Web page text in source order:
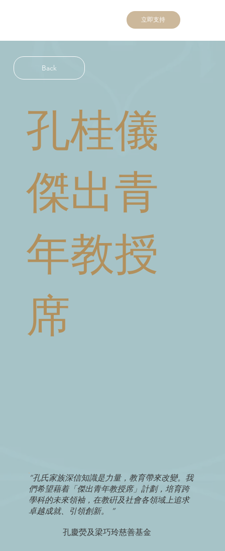
立即支持
“孔氏家族深信知識是力量，教育帶來改變。我
們希望藉着「傑出青年教授席」計劃，培育跨
學科的未來領袖，在教硏及社會各領域上追求
卓越成就、引領創新。 ”
孔慶熒及梁巧玲慈善基金
孔桂儀
傑出青
年教授
席
Back